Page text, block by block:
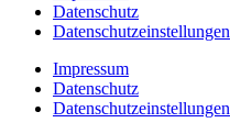
Datenschutz
Datenschutzeinstellungen
Impressum
Datenschutz
Datenschutzeinstellungen